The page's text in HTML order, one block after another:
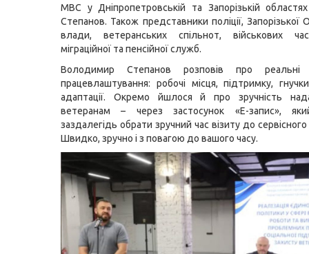
МВС у Дніпропетровській та Запорізькій
Степанов. Також представники поліції, Запорізької
влади, ветеранських спільнот, військових
міграційної та пенсійної служб.
Володимир Степанов розповів про реальні
працевлаштування: робочі місця, підтримку,
адаптації. Окремо йшлося й про зручність
ветеранам – через застосунок «Е-запис»,
заздалегідь обрати зручний час візиту до
Швидко, зручно і з повагою до вашого часу.